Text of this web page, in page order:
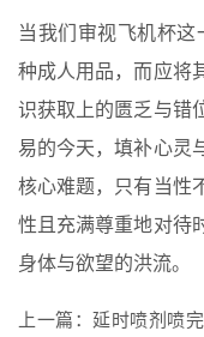
当我们审视飞机杯
种成人用品，而应将
识获取上的匮乏与错
易的今天，填补心灵
核心难题，只有当性
性且充满尊重地对待
身体与欲望的洪流。
上一篇： 延时喷剂喷